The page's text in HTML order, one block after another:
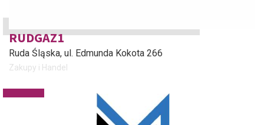
RUDGAZ1
Ruda Śląska, ul. Edmunda Kokota 266
Zakupy i Handel